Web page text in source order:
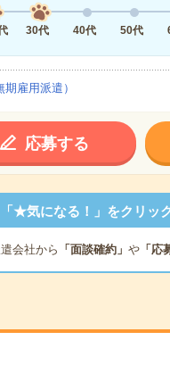
30代 40代 50代
雇用派遣）
応募する
★気になる！」をクリッ
会社から 「面談確約」 や「応